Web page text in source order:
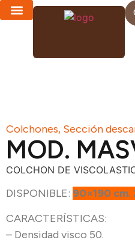
Colchones, Sección
MOD.
COLCHON DE
DISPONIBLE: 90×190 cm.
CARACTERÍSTICAS:
– Densidad visco 50.